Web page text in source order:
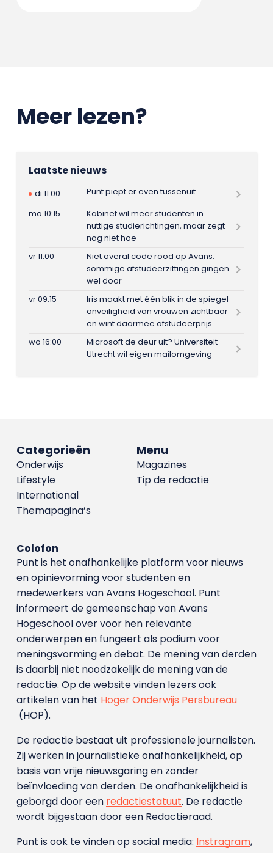
Meer lezen?
Laatste nieuws
di 11:00
Punt piept er even tussenuit
ma 10:15
Kabinet wil meer studenten in
nuttige studierichtingen, maar zegt
nog niet hoe
vr 11:00
Niet overal code rood op Avans:
sommige afstudeerzittingen gingen
wel door
vr 09:15
Iris maakt met één blik in de spiegel
onveiligheid van vrouwen zichtbaar
en wint daarmee afstudeerprijs
wo 16:00
Microsoft de deur uit? Universiteit
Utrecht wil eigen mailomgeving
Menu
Magazines
Tip de redactie
Categorieën
Onderwijs
Lifestyle
International
Themapagina’s
Colofon
Punt is het onafhankelijke platform voor nieuws
en opinievorming voor studenten en
medewerkers van Avans Hoge­school. Punt
informeert de gemeenschap van Avans
Hogeschool over voor hen relevante
onderwerpen en fungeert als podium voor
meningsvorming en debat. De mening van derden
is daarbij niet noodzakelijk de mening van de
redactie. Op de website vinden lezers ook
artikelen van het Hoger Onderwijs Persbureau
(HOP).
De redactie bestaat uit professionele journalisten.
Zij werken in journalistieke onafhankelijkheid, op
basis van vrije nieuwsgaring en zonder
beïnvloeding van derden. De onafhankelijkheid is
geborgd door een redactiestatuut. De redactie
wordt bijgestaan door een Redactieraad.
Punt is ook te vinden op social media: Instragram,